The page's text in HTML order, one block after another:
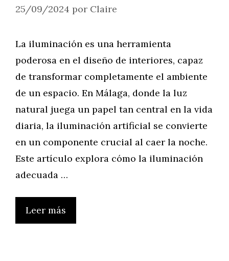
25/09/2024 por Claire
La iluminación es una herramienta
poderosa en el diseño de interiores, capaz
de transformar completamente el ambiente
de un espacio. En Málaga, donde la luz
natural juega un papel tan central en la vida
diaria, la iluminación artificial se convierte
en un componente crucial al caer la noche.
Este artículo explora cómo la iluminación
adecuada …
Leer más